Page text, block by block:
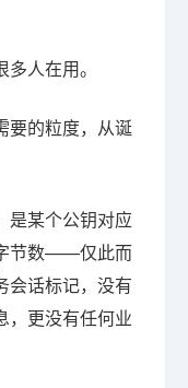
人在用。
要的粒度，从诞
是某个公钥对应
节数——仅此而
会话标记，没有
，更没有任何业